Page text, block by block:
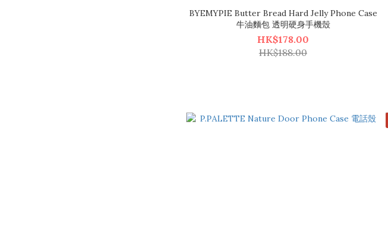
BYEMYPIE Butter Bread Hard Jelly Phone Case
牛油麵包 透明硬身手機殼
HK$178.00
HK$188.00